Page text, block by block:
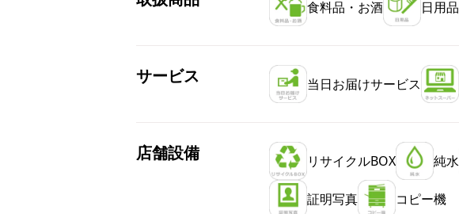
食料品・お酒 日用品
サービス 当日お届けサービス
店舗設備 リサイクルBOX 純水
証明写真 コピー機